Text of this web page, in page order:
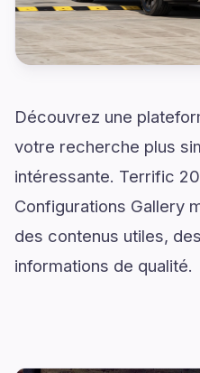
Découvrez une
votre recherche plus
intéressante. Terrific
Configurations Gallery
des contenus utiles,
informations de qualité.